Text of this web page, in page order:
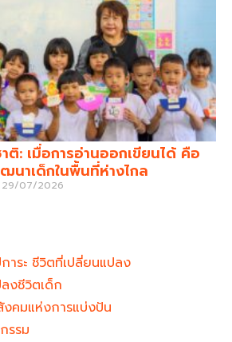
ติ: เมื่อการอ่านออกเขียนได้ คือ
นาเด็กในพื้นที่ห่างไกล
29/07/2026
าระ ชีวิตที่เปลี่ยนแปลง
งชีวิตเด็ก
งคมแห่งการแบ่งปัน
รรม